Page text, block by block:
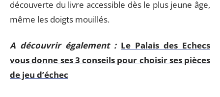
découverte du livre accessible dès le plus jeune âge,
même les doigts mouillés.
A découvrir également : Le Palais des Echecs
vous donne ses 3 conseils pour choisir ses pièces
de jeu d’échec